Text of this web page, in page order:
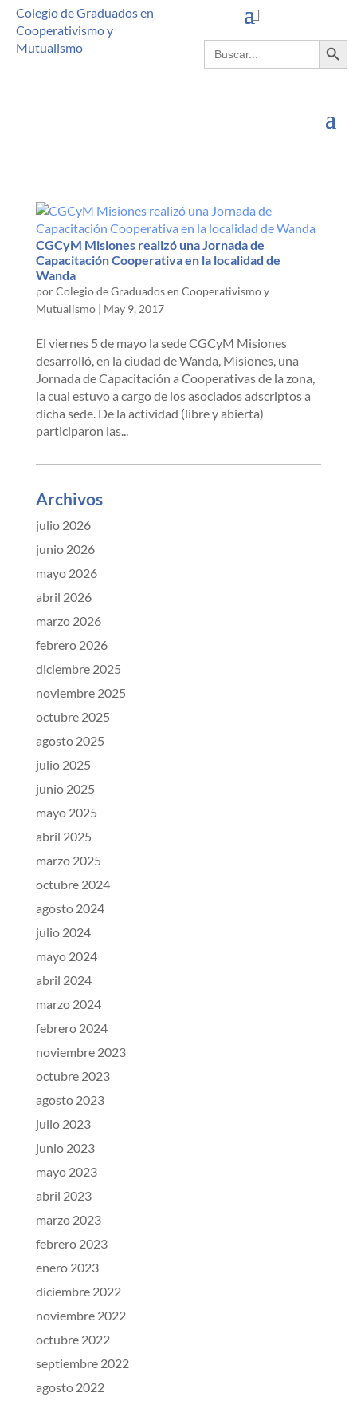
Colegio de Graduados en
Cooperativismo y
Mutualismo
Buscar: Botón de
CGCyM Misiones realizó una Jornada de
Capacitación Cooperativa en la localidad de
Wanda
porColegio de Graduados en Cooperativismo y
Mutualismo| May 9, 2017
El viernes 5 de mayo la sede CGCyM Misiones
desarrolló, en la ciudad de Wanda, Misiones, una
Jornada de Capacitación a Cooperativas de la zona,
la cual estuvo a cargo de los asociados adscriptos a
dicha sede. De la actividad (libre y abierta)
participaron las...
Archivos
julio 2026
junio 2026
mayo 2026
abril 2026
marzo 2026
febrero 2026
diciembre 2025
noviembre 2025
octubre 2025
agosto 2025
julio 2025
junio 2025
mayo 2025
abril 2025
marzo 2025
octubre 2024
agosto 2024
julio 2024
mayo 2024
abril 2024
marzo 2024
febrero 2024
noviembre 2023
octubre 2023
agosto 2023
julio 2023
junio 2023
mayo 2023
abril 2023
marzo 2023
febrero 2023
enero 2023
diciembre 2022
noviembre 2022
octubre 2022
septiembre 2022
agosto 2022